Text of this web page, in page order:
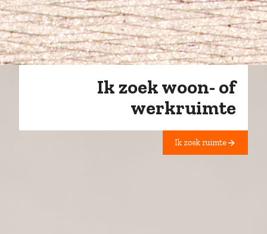
Ik zoek woon- of
werkruimte
Ik zoek ruimte